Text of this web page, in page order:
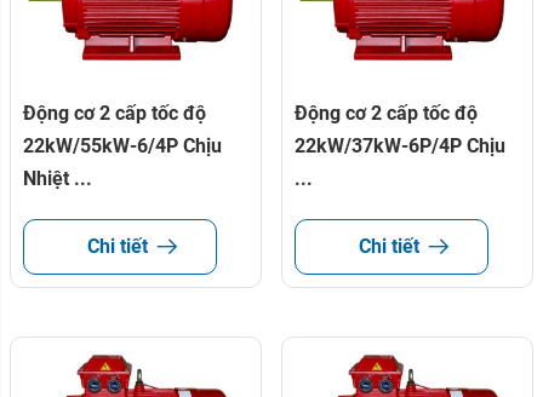
Động cơ 2 cấp tốc độ
22kW/55kW-6/4P Chịu
Nhiệt ...
Chi tiết
Động cơ 2 cấp tốc độ
22kW/37kW-6P/4P Chịu
...
Chi tiết